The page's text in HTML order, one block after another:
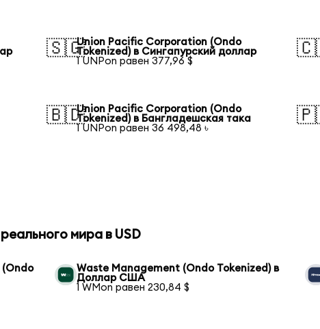
🇸🇬Union Pacific Corporation (Ondo
Tokenized) в Сингапурский доллар
1 UNPon равен 377,96 $
🇧🇩Union Pacific Corporation (Ondo
Tokenized) в Бангладешская така
1 UNPon равен 36 498,48 ৳
мира в USD
(Ondo
Waste Management (Ondo Tokenized) в
Доллар США
1 WMon равен 230,84 $